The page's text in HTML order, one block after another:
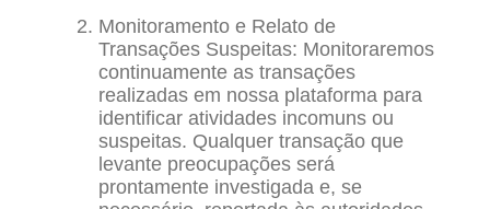
Monitoramento e Relato de
Transações Suspeitas: Monitoraremos
continuamente as transações
realizadas em nossa plataforma para
identificar atividades incomuns ou
suspeitas. Qualquer transação que
levante preocupações será
prontamente investigada e, se